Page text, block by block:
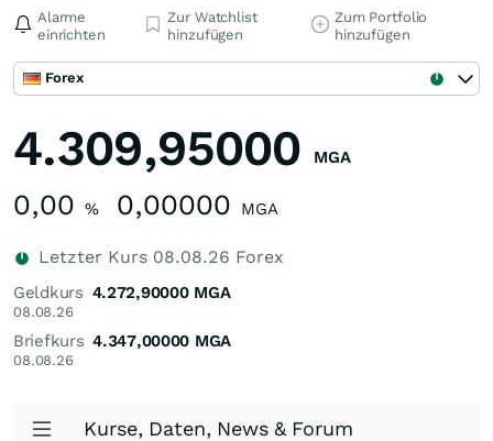
Alarme
einrichten
Zur Watchlist
hinzufügen
Zum Portfolio
hinzufügen
Forex
4.309,95000 MGA
0,00 % 0,00000 MGA
Letzter Kurs 08.08.26 Forex
Geldkurs
08.08.26
4.272,90000 MGA
Briefkurs
08.08.26
4.347,00000 MGA
Kurse, Daten, News & Forum